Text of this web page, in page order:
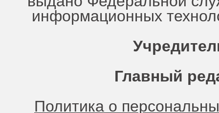
информационных
Главный
Политика о